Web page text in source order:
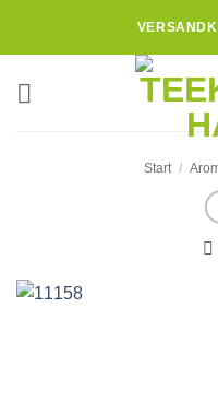
Start /